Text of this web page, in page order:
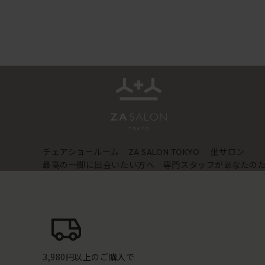
チェアショールーム ZA SALON TOKYO
坐サロン
最高の一脚に出会いたい方へ 専門スタッフがあなたの
3,980円以上のご購入で